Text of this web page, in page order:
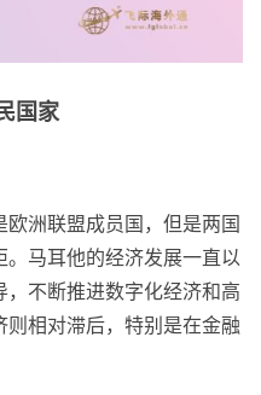
国家
洲联盟成员国，但是两国
马耳他的经济发展一直以
不断推进数字化经济和高
相对滞后，特别是在金融